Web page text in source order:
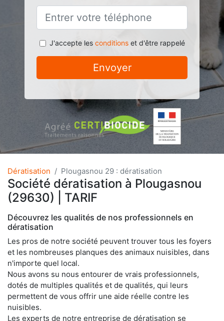
J'accepte les conditionset d'être rappelé
Envoyer
Dératisation Plougasnou 29 : dératisation
Société dératisation à Plougasnou
(29630) | TARIF
Découvrez les qualités de nos professionnels en
dératisation
Les pros de notre société peuvent trouver tous les foyers
et les nombreuses planques des animaux nuisibles, dans
n'importe quel local.
Nous avons su nous entourer de vrais professionnels,
dotés de multiples qualités et de qualités, qui leurs
permettent de vous offrir une aide réelle contre les
nuisibles.
Les experts de notre entreprise de dératisation se